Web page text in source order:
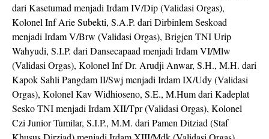
dari Kasetumad menjadi Irdam IV/Dip (Validasi Orgas),
Kolonel Inf Arie Subekti, S.A.P. dari Dirbinlem Seskoad
menjadi Irdam V/Brw (Validasi Orgas), Brigjen TNI Urip
Wahyudi, S.I.P. dari Dansecapaad menjadi Irdam VI/Mlw
(Validasi Orgas), Kolonel Inf Dr. Arudji Anwar, S.H., M.H. dari
Kapok Sahli Pangdam II/Swj menjadi Irdam IX/Udy (Validasi
Orgas), Kolonel Kav Widhioseno, S.E., M.Hum dari Kadeplat
Sesko TNI menjadi Irdam XII/Tpr (Validasi Orgas), Kolonel
Czi Junior Tumilar, S.I.P., M.M. dari Pamen Ditziad (Staf